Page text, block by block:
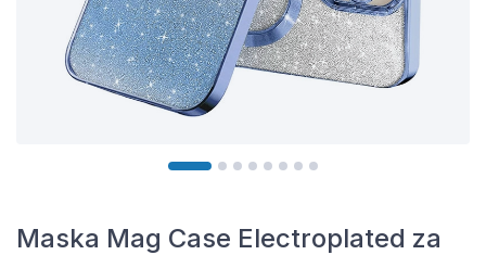
Maska Mag Case Electroplated za